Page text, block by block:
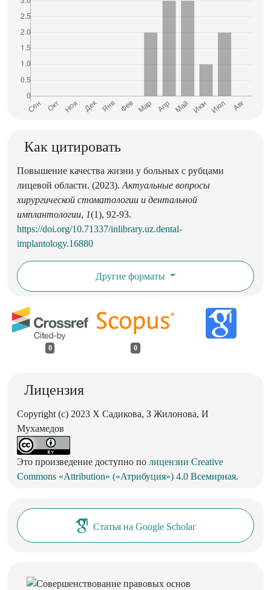
Как цитировать
Повышение качества жизни у больных с рубцами
лицевой области. (2023). Актуальные вопросы
хирургической стоматологии и дентальной
имплантологии, 1(1), 92-93.
https://doi.org/10.71337/inlibrary.uz.dental-
implantology.16880
Другие форматы
0 0
Лицензия
Copyright (c) 2023 Х Садикова, З Жилонова, И
Мухамедов
Это произведение доступно по лицензии Creative
Commons «Attribution» («Атрибуция») 4.0 Всемирная.
Статья на Google Scholar